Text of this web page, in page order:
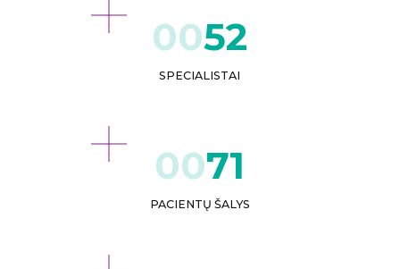
52
SPECIALISTAI
71
PACIENTŲ ŠALYS